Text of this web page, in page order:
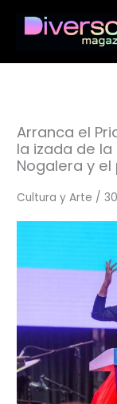
Arranca el
la izada de
Nogalera y
Cultura y Arte /